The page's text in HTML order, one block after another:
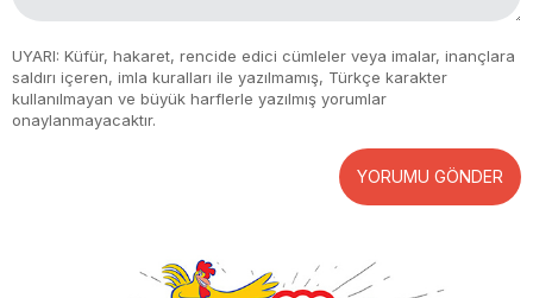
UYARI: Küfür, hakaret, rencide edici cümleler veya imalar, inançlara
saldırı içeren, imla kuralları ile yazılmamış, Türkçe karakter
kullanılmayan ve büyük harflerle yazılmış yorumlar
onaylanmayacaktır.
YORUMU GÖNDER